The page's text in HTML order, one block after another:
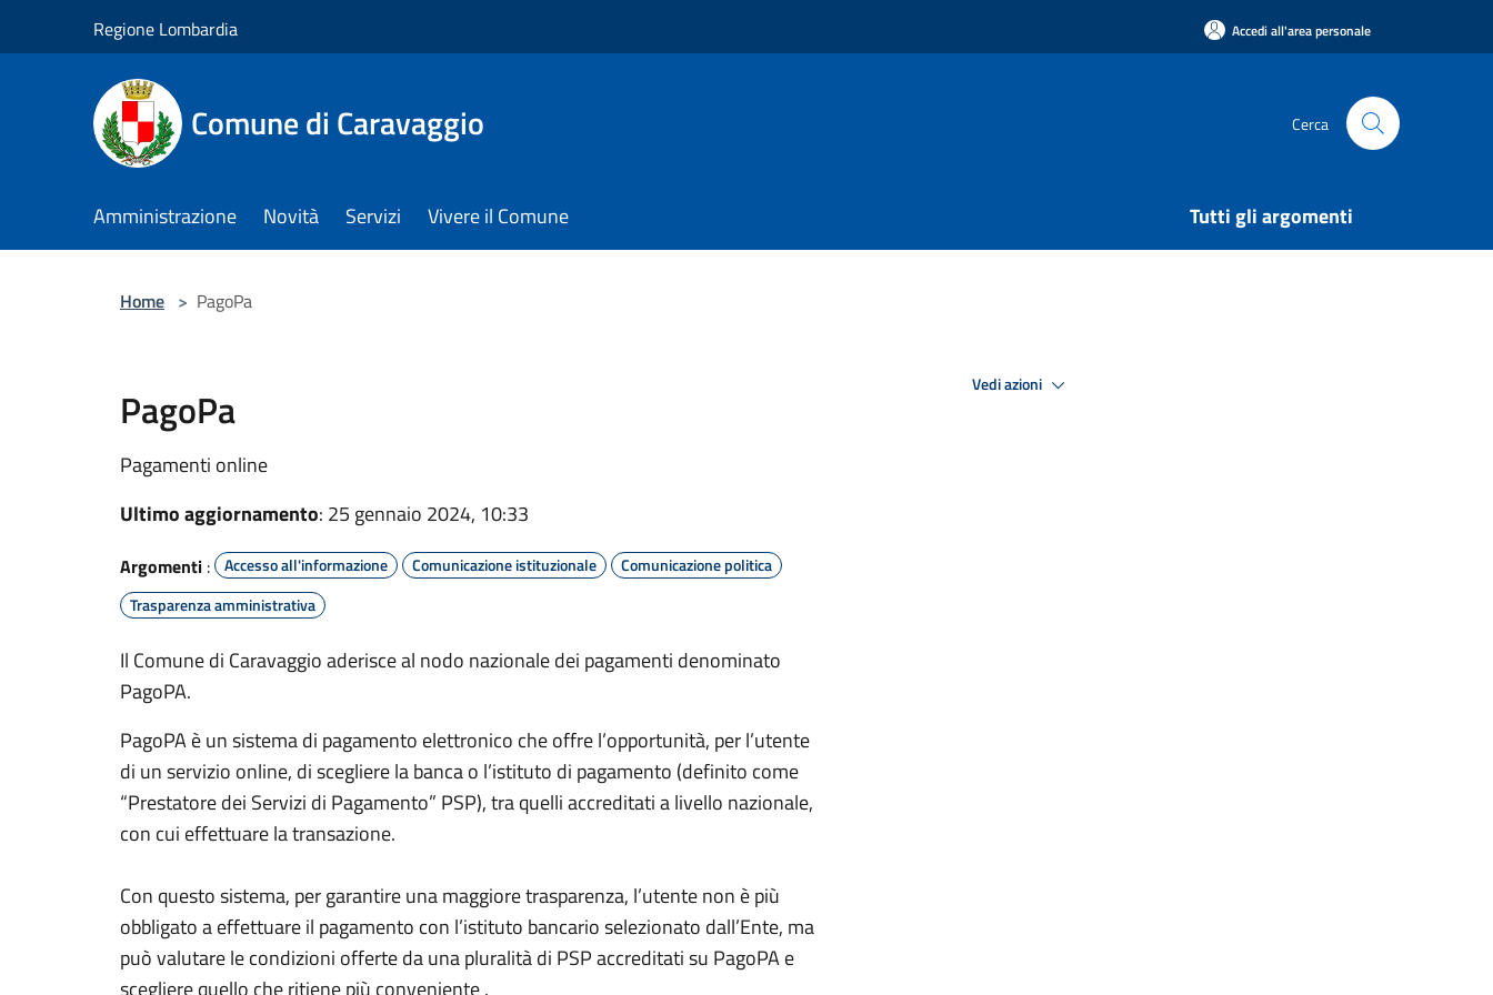
Regione Lombardia Accedi all'area personale
Comune di Caravaggio Cerca
Amministrazione Novità Servizi Vivere il Comune Tutti gli argomenti
Home > PagoPa
PagoPa
Pagamenti online
Ultimo aggiornamento: 25 gennaio 2024, 10:33
Argomenti : Accesso all'informazione Comunicazione istituzionale
Comunicazione politica
Trasparenza amministrativa
Il Comune di Caravaggio aderisce al nodo nazionale dei pagamenti denominato
PagoPA.
PagoPA è un sistema di pagamento elettronico che offre l’opportunità, per l’utente
di un servizio online, di scegliere la banca o l’istituto di pagamento (definito come
“Prestatore dei Servizi di Pagamento” PSP), tra quelli accreditati a livello nazionale,
con cui effettuare la transazione.
Con questo sistema, per garantire una maggiore trasparenza, l’utente non è più
obbligato a effettuare il pagamento con l’istituto bancario selezionato dall’Ente, ma
può valutare le condizioni offerte da una pluralità di PSP accreditati su PagoPA e
scegliere quello che ritiene più conveniente .
Vedi azioni